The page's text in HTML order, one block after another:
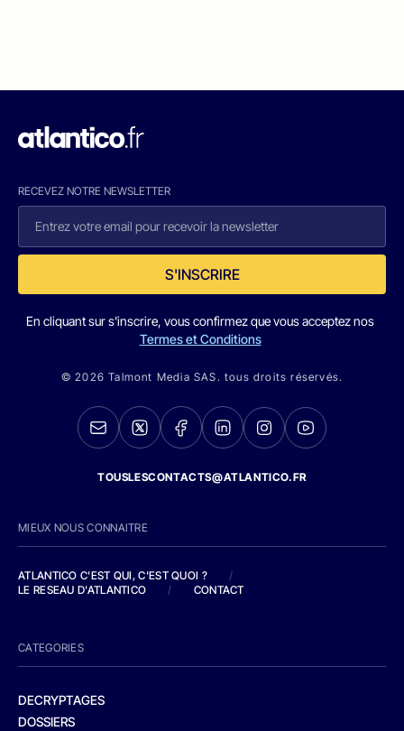
RECEVEZ NOTRE NEWSLETTER
S'INSCRIRE
En cliquant sur s'inscrire, vous confirmez que vous acceptez nos
Termes et Conditions
© 2026 Talmont Media SAS. tous droits réservés.
TOUSLESCONTACTS@ATLANTICO.FR
MIEUX NOUS CONNAITRE
ATLANTICO C'EST QUI, C'EST QUOI ?
/
LE RESEAU D'ATLANTICO
/ CONTACT
CATEGORIES
DECRYPTAGES
DOSSIERS